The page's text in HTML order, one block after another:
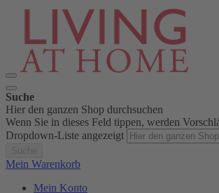
Suche
Hier den ganzen Shop durchsuchen
Wenn Sie in dieses Feld tippen, werden
Dropdown-Liste angezeigt
Mein Warenkorb
Mein Konto